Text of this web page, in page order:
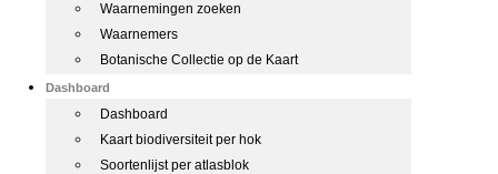
Waarnemingen zoeken
Waarnemers
Botanische Collectie op de Kaart
Dashboard
Dashboard
Kaart biodiversiteit per hok
Soortenlijst per atlasblok